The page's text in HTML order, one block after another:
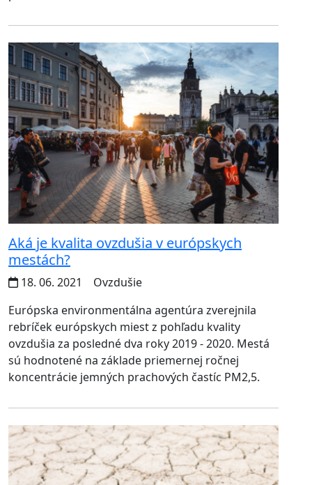
Aká je kvalita ovzdušia v európskych
mestách?
18. 06. 2021
Ovzdušie
Európska environmentálna agentúra zverejnila
rebríček európskych miest z pohľadu kvality
ovzdušia za posledné dva roky 2019 - 2020. Mestá
sú hodnotené na základe priemernej ročnej
koncentrácie jemných prachových častíc PM2,5.